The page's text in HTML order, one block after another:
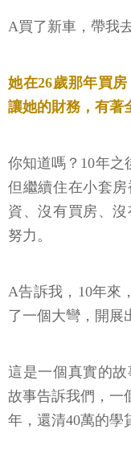
A買了新車，帶我
她在26歲那年買
讓她的財務，有著
你知道嗎？10年
但繼續住在小套
資、沒有買房、
努力。
A告訴我，10年來
了一個大彎，開展
這是一個真實的
故事告訴我們，一
年，還清40萬的學